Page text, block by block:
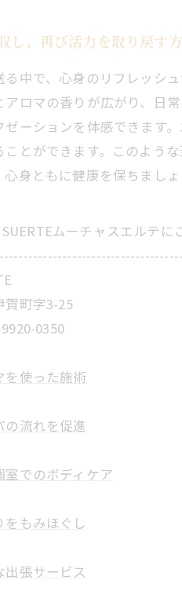
し、再び活力を取り戻す
中で、心身のリフレッシ
アロマの香りが広がり、日
ゼーションを体感できます
ことができます。このよう
心身ともに健康を保ちまし
ムーチャスエルテ
賀町字3-25
0350
を使った施術
の流れを促進
室でのボディケア
をもみほぐし
出張サービス